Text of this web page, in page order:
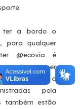
ter a bordo o
para qualquer
@ecovia é
e deve ser
sobre o
pela
também estão